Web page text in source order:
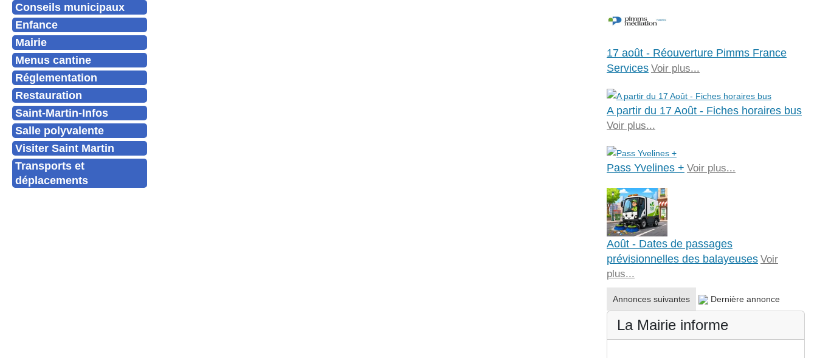
Conseils municipaux
Enfance
Mairie
Menus cantine
Réglementation
Restauration
Saint-Martin-Infos
Salle polyvalente
Visiter Saint Martin
Transports et
déplacements
17 août - Réouverture Pimms France
Services Voir plus...
A partir du 17 Août - Fiches horaires bus
Voir plus...
Pass Yvelines + Voir plus...
Août - Dates de passages
prévisionnelles des balayeuses Voir
plus...
Annonces suivantes Dernière annonce
La Mairie informe